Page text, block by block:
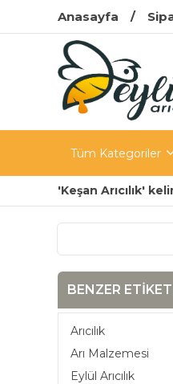
Anasayfa
Tüm Kategoriler
'Keşan Arıcılık'
BENZER
Arıcılık
Arı Malzemesi
Eylül Arıcılık